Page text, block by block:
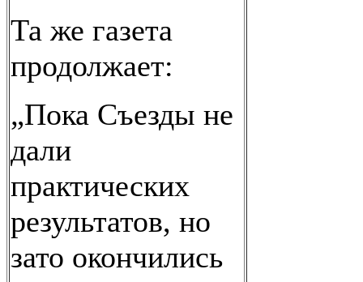
Та же газета
продолжает:
„Пока Съезды не
дали
практических
результатов, но
зато окончились